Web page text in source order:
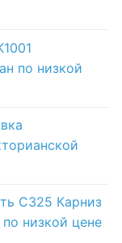
по низкой
C325 Карниз
низкой цене